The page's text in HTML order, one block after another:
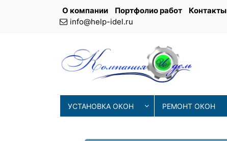
О компании Портфолио работ Контакты
info@help-idel.ru
УСТАНОВКА ОКОН РЕМОНТ ОКОН